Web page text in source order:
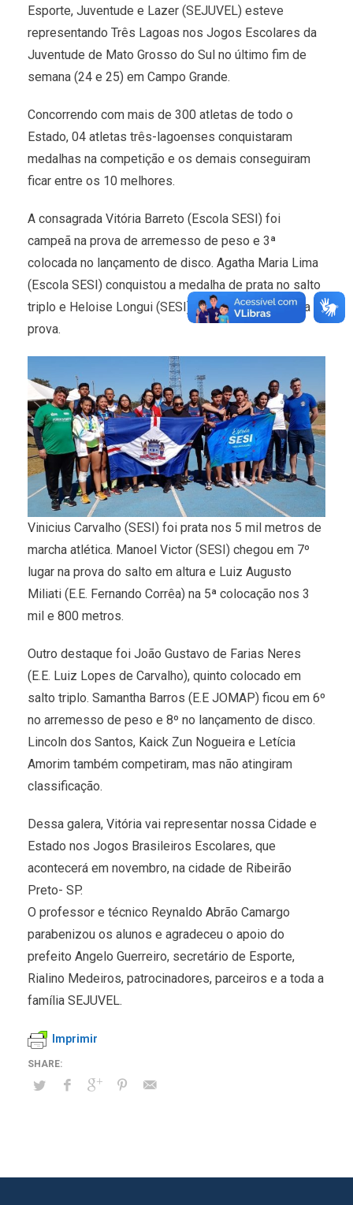
Esporte, Juventude e Lazer (SEJUVEL) esteve
representando Três Lagoas nos Jogos Escolares da
Juventude de Mato Grosso do Sul no último fim de
semana (24 e 25) em Campo Grande.
Concorrendo com mais de 300 atletas de todo o
Estado, 04 atletas três-lagoenses conquistaram
medalhas na competição e os demais conseguiram
ficar entre os 10 melhores.
A consagrada Vitória Barreto (Escola SESI) foi
campeã na prova de arremesso de peso e 3ª
colocada no lançamento de disco. Agatha Maria Lima
(Escola SESI) conquistou a medalha de prata no salto
triplo e Heloise Longui (SESI) foi bronze na mesma
prova.
Vinicius Carvalho (SESI) foi prata nos 5 mil metros de
marcha atlética. Manoel Victor (SESI) chegou em 7º
lugar na prova do salto em altura e Luiz Augusto
Miliati (E.E. Fernando Corrêa) na 5ª colocação nos 3
mil e 800 metros.
Outro destaque foi João Gustavo de Farias Neres
(E.E. Luiz Lopes de Carvalho), quinto colocado em
salto triplo. Samantha Barros (E.E JOMAP) ficou em 6º
no arremesso de peso e 8º no lançamento de disco.
Lincoln dos Santos, Kaick Zun Nogueira e Letícia
Amorim também competiram, mas não atingiram
classificação.
Dessa galera, Vitória vai representar nossa Cidade e
Estado nos Jogos Brasileiros Escolares, que
acontecerá em novembro, na cidade de Ribeirão
Preto- SP.
O professor e técnico Reynaldo Abrão Camargo
parabenizou os alunos e agradeceu o apoio do
prefeito Angelo Guerreiro, secretário de Esporte,
Rialino Medeiros, patrocinadores, parceiros e a toda a
família SEJUVEL.
Imprimir